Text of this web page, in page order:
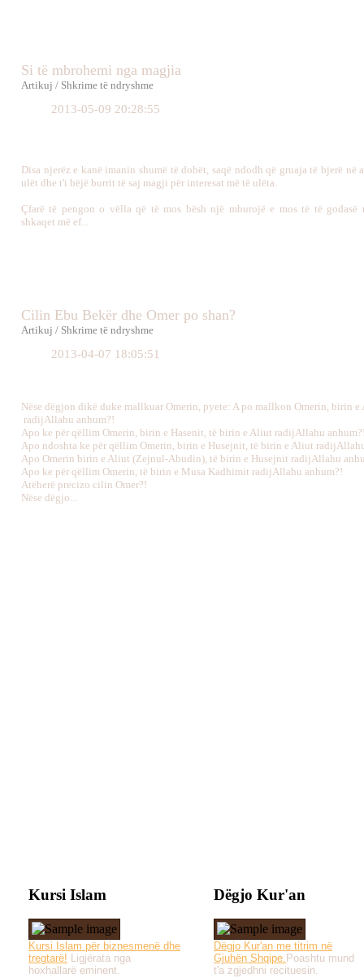
Si të mbrohemi nga magjia
Artikuj / Shkrime të ndryshme
2013-05-09 20:28:55
Disa njerëz e kanë imanin shumë të dobët, saqë ndodh që gruaja të bjerë në
ulët dhe t'i bëjë burrit të saj magji për interesat më të ulëta.
Çfarë të pengon o vëlla që të mos bësh një mburojë e mos të të godasë
shkaqet më ef...
Cilin Ebu Bekër dhe Omer po shan?
Artikuj / Shkrime të ndryshme
2013-04-07 18:05:51
Nëse dëgjon dikë duke mallkuar Omerin, pyete: A po mallkon Omerin, birin e
radijAllahu anhum?!
Apo ke për qëllim Omerin, birin e Hasenit, të birin e Aliut radijAllahu
Apo ndoshta ke për qëllim Omerin, birin e Husejnit, të birin e Aliut
Apo Omerin birin e Aliut (Zejnul-Abudin), të birin e Husejnit radijAllahu
Apo ke për qëllim Omerin, të birin e Musa Kadhimit radijAllahu anhum?!
Atëherë precizo cilin Omer?!
Nëse dëgjo...
Kursi Islam
Kursi Islam për biznesmenë dhe
tregtarë! Ligjërata nga
hoxhallarë eminent.
Dëgjo Kur'an
Dëgjo Kur'an me titrim në
Gjuhën Shqipe. Poashtu mund
t'a zgjedhni recituesin.